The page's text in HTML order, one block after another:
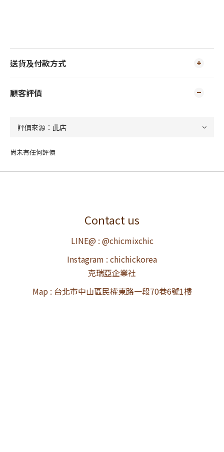
送貨及付款方式
顧客評價
尚未有任何評價
Contact us
LINE@ : @chicmixchic
Instagram : chichickorea
克瑞亞企業社
Map : 台北市中山區民權東路一段70巷6號1樓